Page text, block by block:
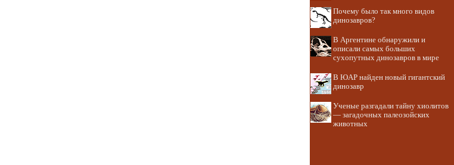
Почему было так много видов
динозавров?
В Аргентине обнаружили и
описали самых больших
сухопутных динозавров в мире
В ЮАР найден новый гигантский
динозавр
Ученые разгадали тайну хиолитов
— загадочных палеозойских
животных